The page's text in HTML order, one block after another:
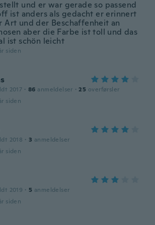
und er war gerade so passend
ist anders als gedacht er erinnert
Art und der Beschaffenheit an
aber die Farbe ist toll und das
ist schön leicht
siden
2017 · 86 anmeldelser · 25 overførsler
siden
2018 · 3 anmeldelser
siden
2019 · 5 anmeldelser
siden